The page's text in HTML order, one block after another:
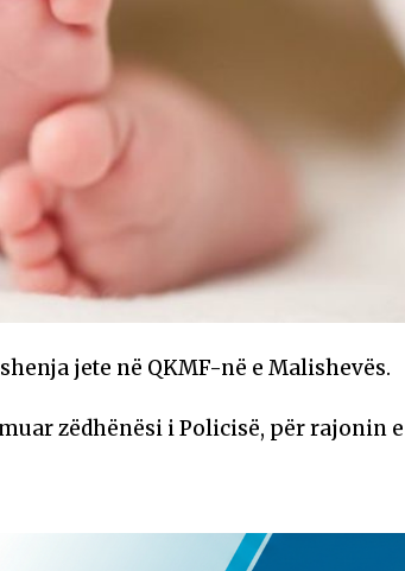
jete në QKMF-në e Malishevës.
zëdhënësi i Policisë, për rajonin e